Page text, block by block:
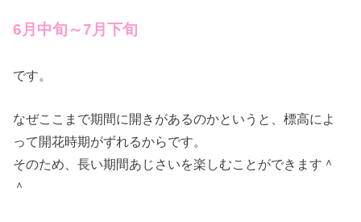
6月中旬～7月下旬
です。
なぜここまで期間に開きがあるのかというと、標高によ
って開花時期がずれるからです。
そのため、長い期間あじさいを楽しむことができます＾
＾